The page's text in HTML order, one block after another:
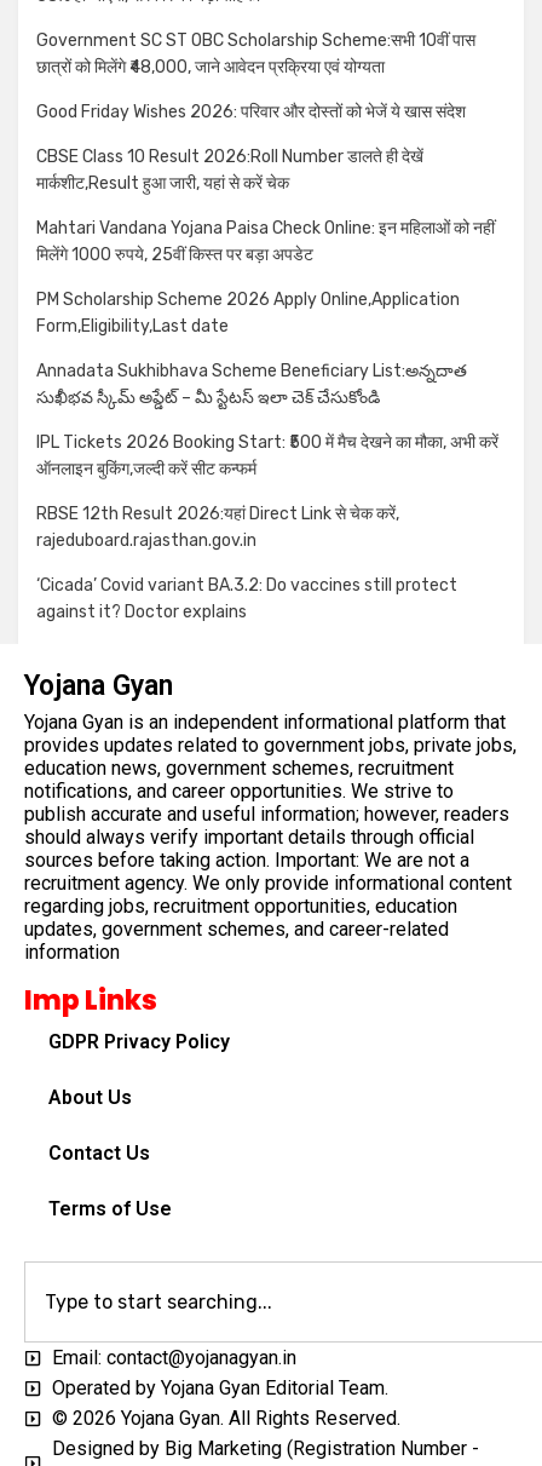
Government SC ST OBC Scholarship Scheme:सभी 10वीं पास
छात्रों को मिलेंगे ₹48,000, जाने आवेदन प्रक्रिया एवं योग्यता
Good Friday Wishes 2026: परिवार और दोस्तों को भेजें ये खास संदेश
CBSE Class 10 Result 2026:Roll Number डालते ही देखें
मार्कशीट,Result हुआ जारी, यहां से करें चेक
Mahtari Vandana Yojana Paisa Check Online: इन महिलाओं को नहीं
मिलेंगे 1000 रुपये, 25वीं किस्त पर बड़ा अपडेट
PM Scholarship Scheme 2026 Apply Online,Application
Form,Eligibility,Last date
Annadata Sukhibhava Scheme Beneficiary List:అన్నదాత
సుఖీభవ స్కీమ్ అప్డేట్ – మీ స్టేటస్ ఇలా చెక్ చేసుకోండి
IPL Tickets 2026 Booking Start: ₹500 में मैच देखने का मौका, अभी करें
ऑनलाइन बुकिंग,जल्दी करें सीट कन्फर्म
RBSE 12th Result 2026:यहां Direct Link से चेक करें,
rajeduboard.rajasthan.gov.in
‘Cicada’ Covid variant BA.3.2: Do vaccines still protect
against it? Doctor explains
Yojana Gyan
Yojana Gyan is an independent informational platform that
provides updates related to government jobs, private jobs,
education news, government schemes, recruitment
notifications, and career opportunities. We strive to
publish accurate and useful information; however, readers
should always verify important details through official
sources before taking action. Important: We are not a
recruitment agency. We only provide informational content
regarding jobs, recruitment opportunities, education
updates, government schemes, and career-related
information
Imp Links
GDPR Privacy Policy
About Us
Contact Us
Terms of Use
Email: contact@yojanagyan.in
Operated by Yojana Gyan Editorial Team.
© 2026 Yojana Gyan. All Rights Reserved.
Designed by Big Marketing (Registration Number -